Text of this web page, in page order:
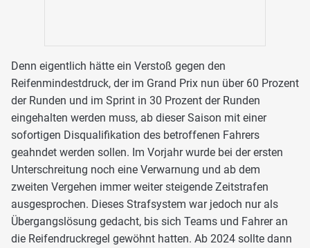
Denn eigentlich hätte ein Verstoß gegen den
Reifenmindestdruck, der im Grand Prix nun über 60 Prozent
der Runden und im Sprint in 30 Prozent der Runden
eingehalten werden muss, ab dieser Saison mit einer
sofortigen Disqualifikation des betroffenen Fahrers
geahndet werden sollen. Im Vorjahr wurde bei der ersten
Unterschreitung noch eine Verwarnung und ab dem
zweiten Vergehen immer weiter steigende Zeitstrafen
ausgesprochen. Dieses Strafsystem war jedoch nur als
Übergangslösung gedacht, bis sich Teams und Fahrer an
die Reifendruckregel gewöhnt hatten. Ab 2024 sollte dann